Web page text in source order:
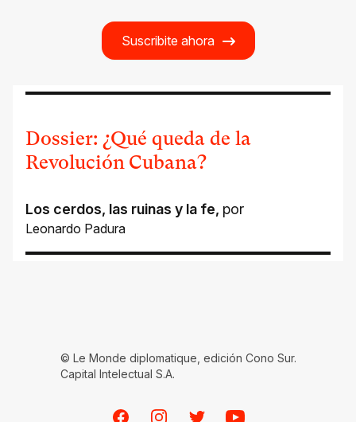
Suscribite ahora
Dossier: ¿Qué queda de la
Revolución Cubana?
Los cerdos, las ruinas y la fe, por
Leonardo Padura
© Le Monde diplomatique, edición Cono Sur.
Capital Intelectual S.A.
FacebookInstagramTwitterYoutube